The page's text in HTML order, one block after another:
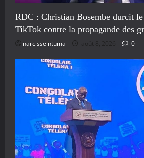
RDC : Christian Bosembe durcit
TikTok contre la propagande des
narcisse ntuma août 8, 2026 0